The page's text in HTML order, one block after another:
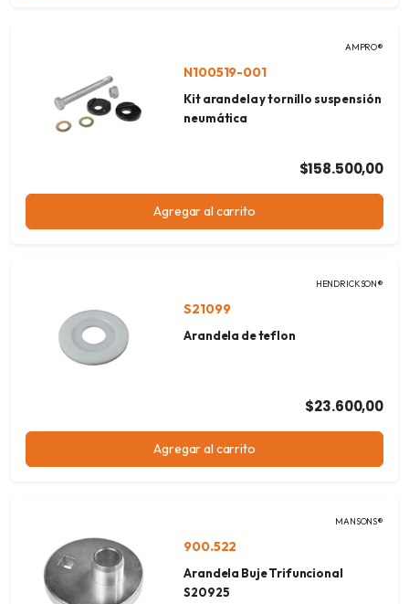
AMPRO®
N100519-001
Kit arandela y tornillo suspensión
neumática
$158.500,00
Agregar al carrito
HENDRICKSON®
S21099
Arandela de teflon
$23.600,00
Agregar al carrito
MANSONS®
900.522
Arandela Buje Trifuncional
S20925